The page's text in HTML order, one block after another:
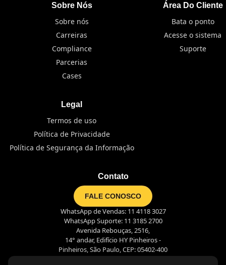
Sobre Nós
Sobre nós
Carreiras
Compliance
Parcerias
Cases
Área Do Cliente
Bata o ponto
Acesse o sistema
Suporte
Legal
Termos de uso
Política de Privacidade
Política de Segurança da Informação
Contato
FALE CONOSCO
WhatsApp de Vendas: 11 4118 3027
WhatsApp Suporte: 11 3185 2700
Avenida Rebouças, 2516,
14° andar, Edifício HY Pinheiros -
Pinheiros, São Paulo, CEP: 05402-400